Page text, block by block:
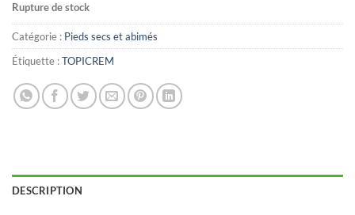
Rupture de stock
Catégorie : Pieds secs et abimés
Étiquette :TOPICREM
DESCRIPTION